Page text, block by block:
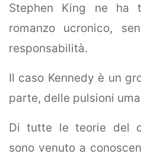
Stephen King ne ha
romanzo ucronico,
responsabilità.
Il caso Kennedy è un
parte, delle pulsioni
Di tutte le teorie del
sono venuto a